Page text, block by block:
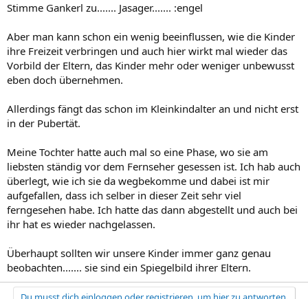
Stimme Gankerl zu....... Jasager....... :engel
Aber man kann schon ein wenig beeinflussen, wie die Kinder
ihre Freizeit verbringen und auch hier wirkt mal wieder das
Vorbild der Eltern, das Kinder mehr oder weniger unbewusst
eben doch übernehmen.
Allerdings fängt das schon im Kleinkindalter an und nicht erst
in der Pubertät.
Meine Tochter hatte auch mal so eine Phase, wo sie am
liebsten ständig vor dem Fernseher gesessen ist. Ich hab auch
überlegt, wie ich sie da wegbekomme und dabei ist mir
aufgefallen, dass ich selber in dieser Zeit sehr viel
ferngesehen habe. Ich hatte das dann abgestellt und auch bei
ihr hat es wieder nachgelassen.
Überhaupt sollten wir unsere Kinder immer ganz genau
beobachten....... sie sind ein Spiegelbild ihrer Eltern.